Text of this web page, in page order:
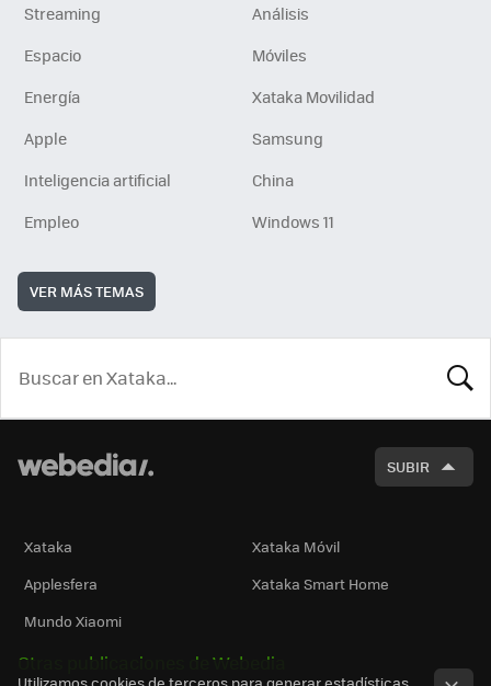
Streaming
Análisis
Espacio
Móviles
Energía
Xataka Movilidad
Apple
Samsung
Inteligencia artificial
China
Empleo
Windows 11
VER MÁS TEMAS
SUBIR
Xataka
Xataka Móvil
Applesfera
Xataka Smart Home
Mundo Xiaomi
Otras publicaciones de Webedia